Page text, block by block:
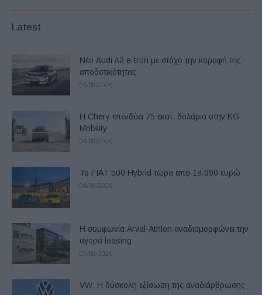
Latest
Νέο Audi A2 e-tron με στόχο την κορυφή της
αποδοτικότητας
05/08/2026
Η Chery επενδύει 75 εκατ. δολάρια στην KG
Mobility
04/08/2026
Το FIAT 500 Hybrid τώρα από 18.990 ευρώ
04/08/2026
Η συμφωνία Arval-Athlon αναδιαμορφώνει την
αγορά leasing
03/08/2026
VW: Η δύσκολη εξίσωση της αναδιάρθρωσης